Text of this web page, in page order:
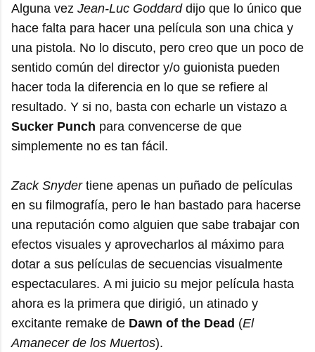
Alguna vez Jean-Luc Goddarddijo que lo único que
hace falta para hacer una película son una chica y
una pistola. No lo discuto, pero creo que un poco de
sentido común del director y/o guionista pueden
hacer toda la diferencia en lo que se refiere al
resultado. Y si no, basta con echarle un vistazo a
Sucker Punch para convencerse de que
simplemente no es tan fácil.
Zack Snydertiene apenas un puñado de películas
en su filmografía, pero le han bastado para hacerse
una reputación como alguien que sabe trabajar con
efectos visuales y aprovecharlos al máximo para
dotar a sus películas de secuencias visualmente
espectaculares. A mi juicio su mejor película hasta
ahora es la primera que dirigió, un atinado y
excitante remake de Dawn of the Dead (El
Amanecer de los Muertos).